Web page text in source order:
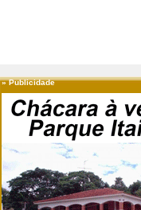
»Publicidade